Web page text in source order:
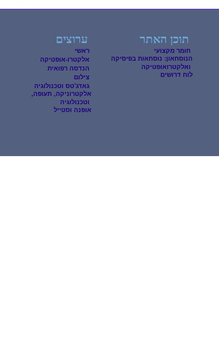
ערוצים
ראשי
אלקטרו-אופטיקה
הנדסה רפואית
צילום
גאדג'טס וטכנולוגיה
אלקטרוניקה, תעופה,
וטכנולוגיה
אופנה וסטייל
תוכן האתר
חומר מקצועי
הנוסחאון: נוסחאות בפיסיקה
ואלקטרואופטיקה
לוח דרושים